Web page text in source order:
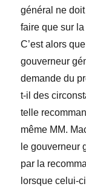
général ne
faire que sur
C’est alors
gouverneur
demande du
t-il des
telle
même MM.
le gouverneur
par la
lorsque celui-